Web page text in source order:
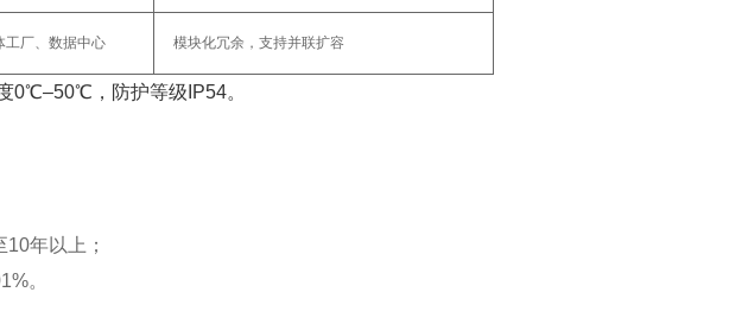
工厂、数据中心 模块化冗余，支持并联扩容‌
0℃–50℃，防护等级IP54。‌
年以上；
。‌